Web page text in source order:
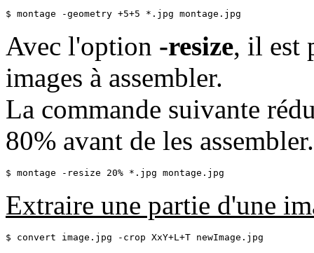
$ montage -geometry +5+5 *.jpg montage.jpg
Avec l'option -resize, il est
images à assembler.
La commande suivante
80% avant de les assembler.
$ montage -resize 20% *.jpg montage.jpg
Extraire une partie d'une
$ convert image.jpg -crop XxY+L+T newImage.jpg